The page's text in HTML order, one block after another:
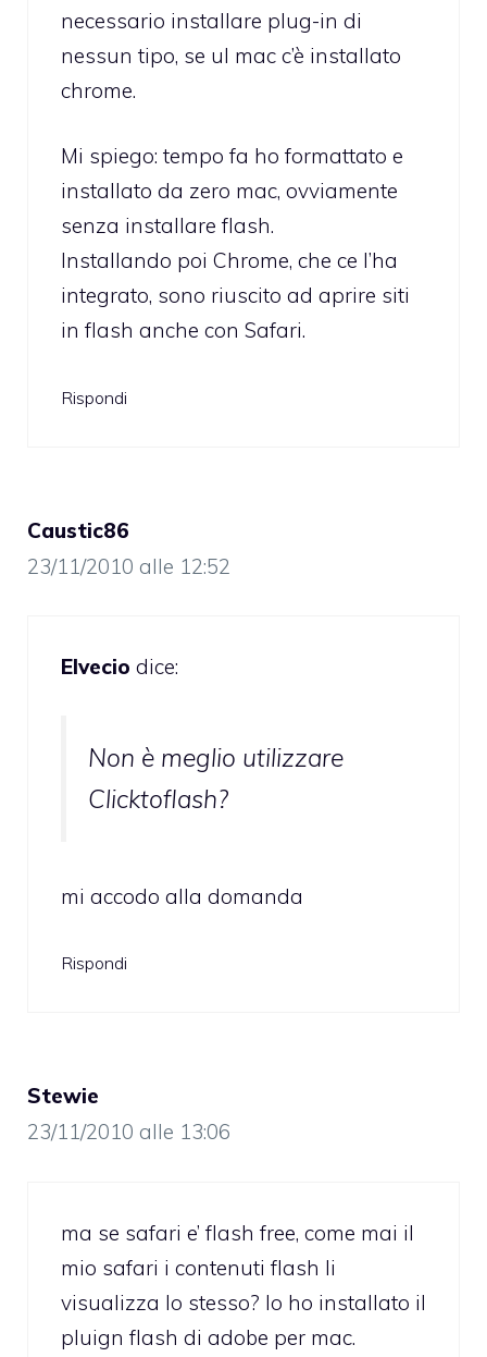
necessario installare plug-in di
nessun tipo, se ul mac c’è installato
chrome.
Mi spiego: tempo fa ho formattato e
installato da zero mac, ovviamente
senza installare flash.
Installando poi Chrome, che ce l’ha
integrato, sono riuscito ad aprire siti
in flash anche con Safari.
Rispondi
Caustic86
23/11/2010 alle 12:52
Elvecio dice:
Non è meglio utilizzare
Clicktoflash?
mi accodo alla domanda
Rispondi
Stewie
23/11/2010 alle 13:06
ma se safari e’ flash free, come mai il
mio safari i contenuti flash li
visualizza lo stesso? Io ho installato il
pluign flash di adobe per mac.